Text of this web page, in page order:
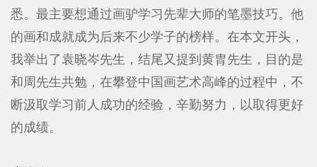
悉。最主要想通过画驴学习先辈大师的笔墨技巧。他
的画和成就成为后来不少学子的榜样。在本文开头，
我举出了袁晓岑先生，结尾又提到黄胄先生，目的是
和周先生共勉，在攀登中国画艺术高峰的过程中，不
断汲取学习前人成功的经验，辛勤努力，以取得更好
的成绩。